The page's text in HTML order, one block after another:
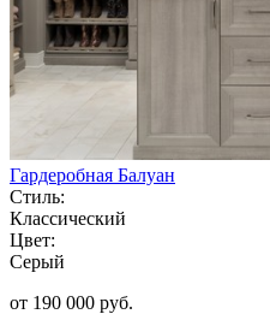
Гардеробная Балуан
Стиль:
Классический
Цвет:
Серый
от 190 000 руб.